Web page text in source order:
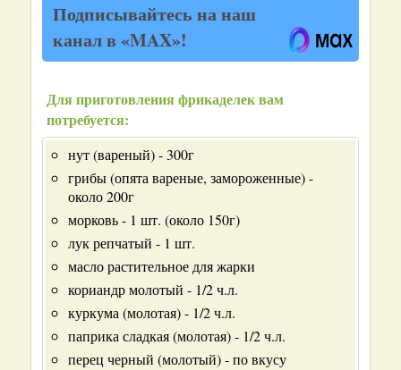
Подписывайтесь на наш
канал в «MAX»!
Для приготовления фрикаделек вам
потребуется:
нут (вареный) - 300г
грибы (опята вареные, замороженные) -
около 200г
морковь - 1 шт. (около 150г)
лук репчатый - 1 шт.
масло растительное для жарки
кориандр молотый - 1/2 ч.л.
куркума (молотая) - 1/2 ч.л.
паприка сладкая (молотая) - 1/2 ч.л.
перец черный (молотый) - по вкусу